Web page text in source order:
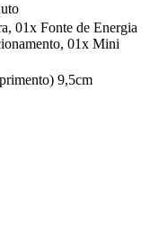
01x Fonte de Energia
01x Mini
9,5cm